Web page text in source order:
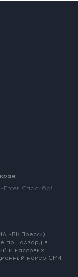
Спасибо!
«ВК Пресс»)
по надзору в
и массовых
номер СМИ: